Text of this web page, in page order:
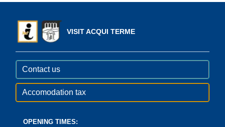
VISIT ACQUI TERME
Contact us
Accomodation tax
OPENING TIMES: